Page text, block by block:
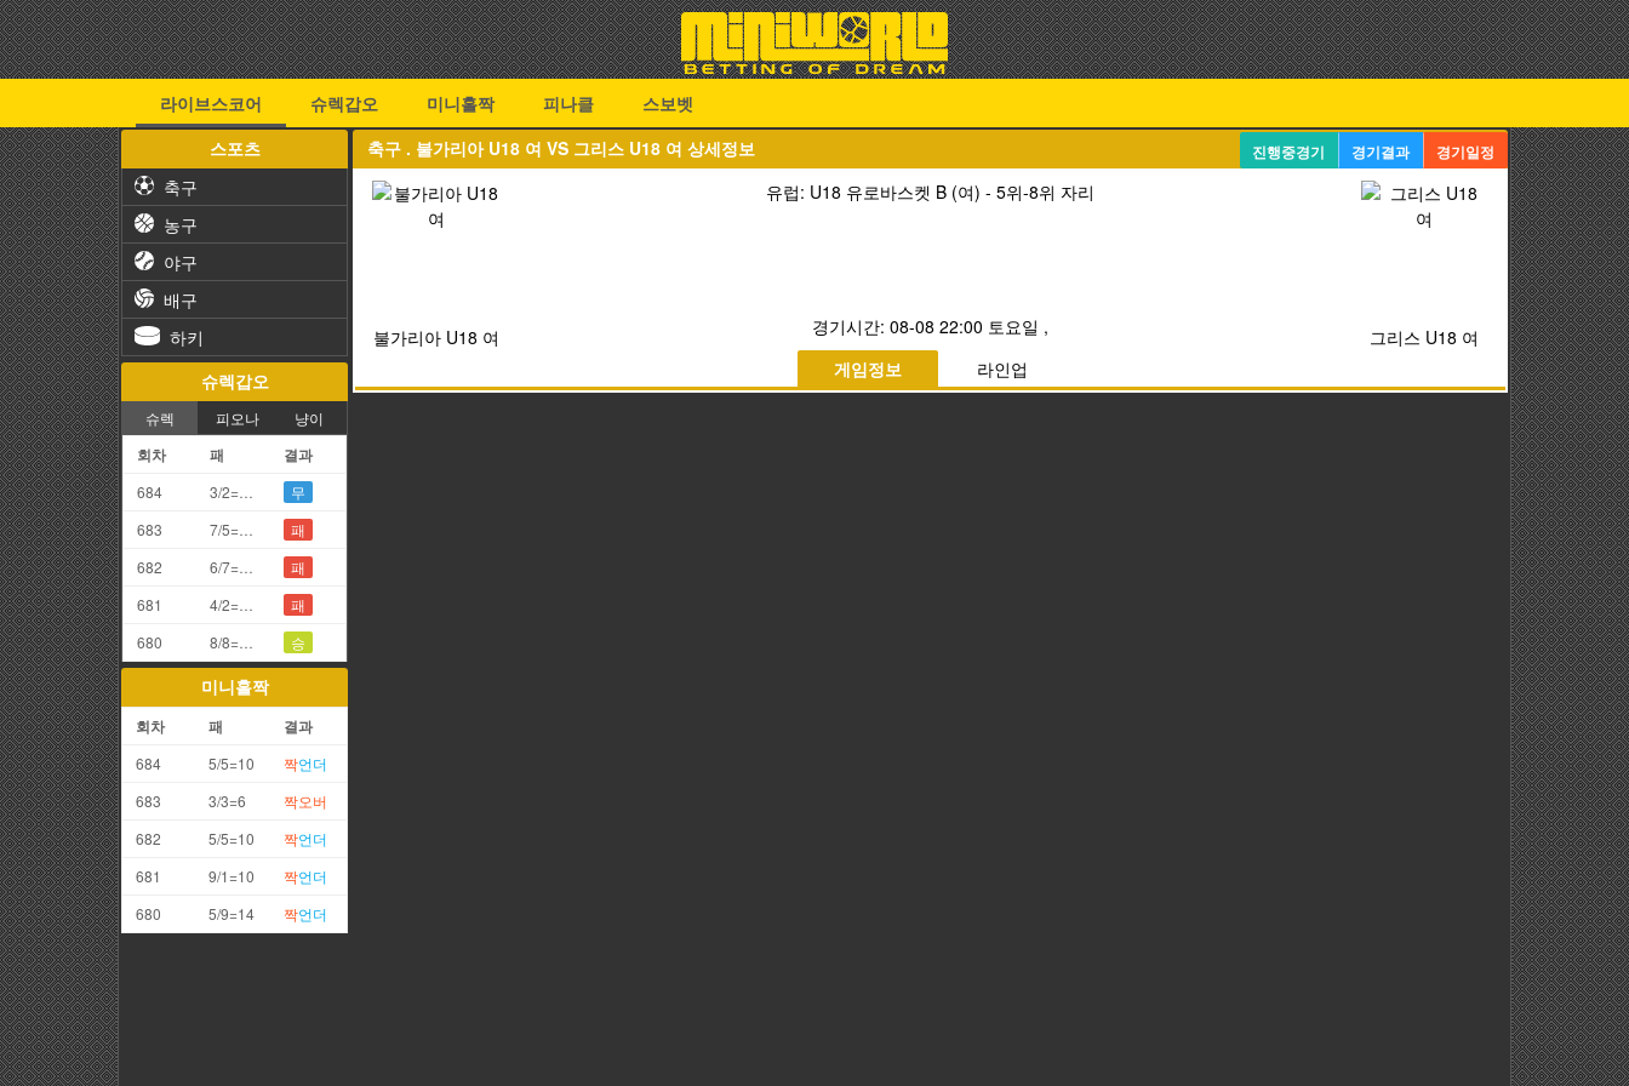
라이브스코어 슈렉갑오 미니홀짝 피나클
스보벳
스포츠
축구
농구
야구
배구
하키
슈렉갑오
슈렉 피오나 냥이
회차 패 결과
684 3/2=5끗
무
683
7/5=2끗
패
682
6/7=3끗
패
681
4/2=6끗
패
680
8/8=6끗 승
미니홀짝
회차 패 결과
684 5/5=10 짝언더
683
3/3=6 짝오버
682
5/5=10 짝언더
681
9/1=10 짝언더
680
5/9=14 짝언더
축구 . 불가리아 U18 여 VS 그리스 U18 여 상세정보 진행중경기 경기결과 경기일정
불가리아 U18 여
유럽: U18 유로바스켓 B (여) - 5위-8위 자리
경기시간:08-08 22:00 토요일 ,
그리스 U18 여
게임정보
라인업